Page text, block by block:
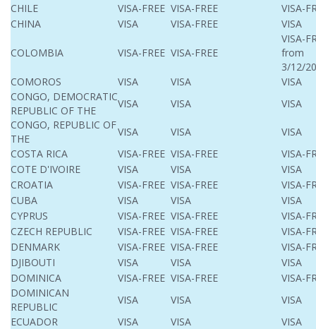
CHILE
VISA-FREE VISA-FREE
VISA-
CHINA
VISA VISA-FREE VISA
COLOMBIA VISA-FREE VISA-FREE
VISA-
from
3/12/
COMOROS
VISA VISA
VISA
CONGO, DEMOCRATIC
REPUBLIC OF THE
VISA VISA
VISA
CONGO, REPUBLIC OF
THE
VISA VISA
VISA
COSTA RICA
VISA-FREE VISA-FREE
VISA-
COTE D'IVOIRE
VISA VISA
VISA
CROATIA
VISA-FREE VISA-FREE
VISA-
CUBA
VISA VISA
VISA
CYPRUS
VISA-FREE VISA-FREE
VISA-
CZECH REPUBLIC
VISA-FREE VISA-FREE
VISA-
DENMARK
VISA-FREE VISA-FREE
VISA-
DJIBOUTI
VISA VISA
VISA
DOMINICA
VISA-FREE VISA-FREE
VISA-
DOMINICAN
REPUBLIC
VISA VISA
VISA
ECUADOR
VISA VISA
VISA